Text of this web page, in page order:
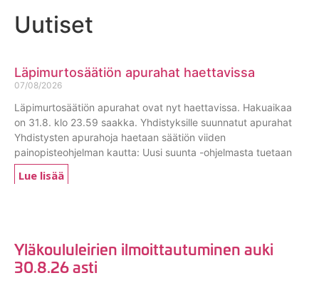
Uutiset
Läpimurtosäätiön apurahat haettavissa
07/08/2026
Läpimurtosäätiön apurahat ovat nyt haettavissa. Hakuaikaa
on 31.8. klo 23.59 saakka. Yhdistyksille suunnatut apurahat
Yhdistysten apurahoja haetaan säätiön viiden
painopisteohjelman kautta: Uusi suunta -ohjelmasta tuetaan
Lue lisää
Yläkoululeirien ilmoittautuminen auki
30.8.26 asti